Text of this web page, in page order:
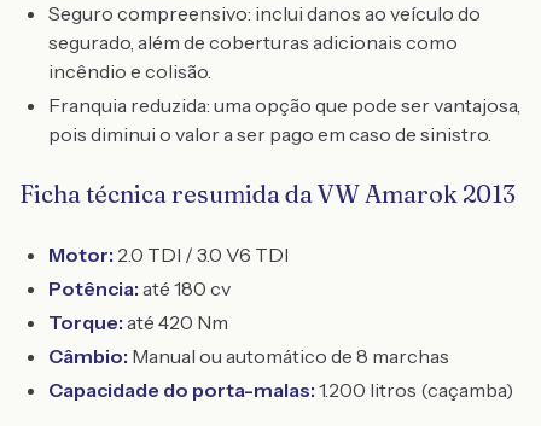
Seguro compreensivo: inclui danos ao veículo do
segurado, além de coberturas adicionais como
incêndio e colisão.
Franquia reduzida: uma opção que pode ser vantajosa,
pois diminui o valor a ser pago em caso de sinistro.
Ficha técnica resumida da VW Amarok 2013
Motor: 2.0 TDI / 3.0 V6 TDI
Potência: até 180 cv
Torque: até 420 Nm
Câmbio: Manual ou automático de 8 marchas
Capacidade do porta-malas: 1.200 litros (caçamba)